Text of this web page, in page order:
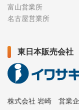
富山営業所
名古屋営業所
東日本販売会社
株式会社 岩崎 営業